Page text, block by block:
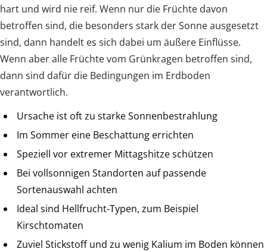
hart und wird nie reif. Wenn nur die Früchte davon
betroffen sind, die besonders stark der Sonne ausgesetzt
sind, dann handelt es sich dabei um äußere Einflüsse.
Wenn aber alle Früchte vom Grünkragen betroffen sind,
dann sind dafür die Bedingungen im Erdboden
verantwortlich.
Ursache ist oft zu starke Sonnenbestrahlung
Im Sommer eine Beschattung errichten
Speziell vor extremer Mittagshitze schützen
Bei vollsonnigen Standorten auf passende
Sortenauswahl achten
Ideal sind Hellfrucht-Typen, zum Beispiel
Kirschtomaten
Zuviel Stickstoff und zu wenig Kalium im Boden können